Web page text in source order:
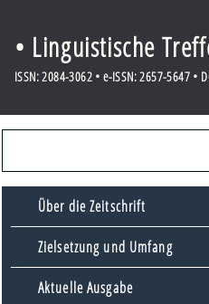
• Linguistische
ISSN: 2084-3062 • e-ISSN: 2657-5647 •
Über die Zeitschrift
Zielsetzung und Umfang
Aktuelle Ausgabe